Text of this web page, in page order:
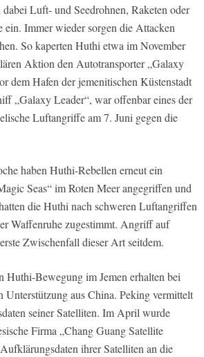
Luft- und Seedrohnen, Raketen oder
ein. Immer wieder sorgen die Attacken
So kaperten Huthi etwa im November
Aktion den Autotransporter „Galaxy
dem Hafen der jemenitischen Küstenstadt
„Galaxy Leader“, war offenbar eines der
Luftangriffe am 7. Juni gegen die
haben Huthi-Rebellen erneut ein
Seas“ im Roten Meer angegriffen und
die Huthi nach schweren Luftangriffen
Waffenruhe zugestimmt. Angriff auf
Zwischenfall dieser Art seitdem.
Huthi-Bewegung im Jemen erhalten bei
Unterstützung aus China. Peking vermittelt
seiner Satelliten. Im April wurde
Firma „Chang Guang Satellite
ihrer Satelliten an die